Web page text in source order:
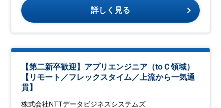
詳しく見る
【第二新卒歓迎】アプリエンジニア（toＣ領域）
【リモート／フレックスタイム／上流から一気通
貫】
株式会社NTTデータビジネスシステムズ